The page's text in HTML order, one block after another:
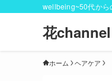
wellbeing~50代から
花channel
ホーム ヘアケア